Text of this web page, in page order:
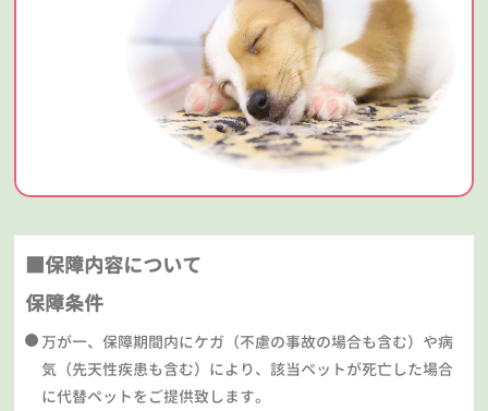
■保障内容について
保障条件
万が一、保障期間内にケガ（不慮の事故の場合も含む）や病
気（先天性疾患も含む）により、該当ペットが死亡した場合
に代替ペットをご提供致します。